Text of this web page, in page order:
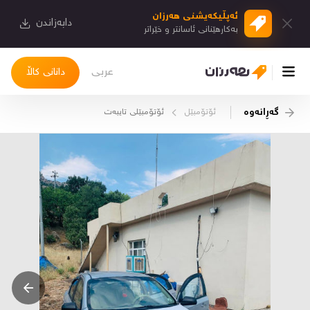
ئەپڵیكەیشنی هەرزان
بەكارهێنانی ئاسانتر و خێراتر دابەزاندن
دانانی کاڵا عربی
کاڵاکانم
دیاریکراوەکانم
چات
گەڕانەوە ئۆتۆمبێل ئۆتۆمبێلی تایبه‌ت